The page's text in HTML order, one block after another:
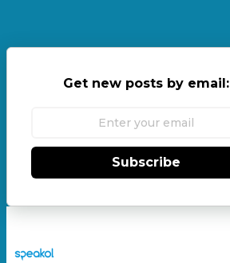
Get new posts by email:
Subscribe